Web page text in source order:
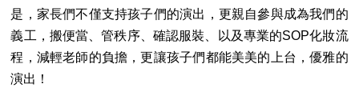
是，家長們不僅支持孩子們的演出，更親自參與成為我們的
義工，搬便當、管秩序、確認服裝、以及專業的SOP化妝流
程，減輕老師的負擔，更讓孩子們都能美美的上台，優雅的
演出！